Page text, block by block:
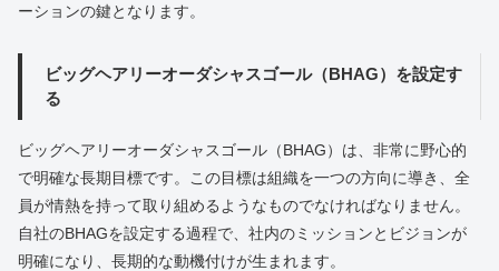
ーションの鍵となります。
ビッグヘアリーオーダシャスゴール（BHAG）を設定す
る
ビッグヘアリーオーダシャスゴール（BHAG）は、非常に野心的
で明確な長期目標です。この目標は組織を一つの方向に導き、全
員が情熱を持って取り組めるようなものでなければなりません。
自社のBHAGを設定する過程で、社内のミッションとビジョンが
明確になり、長期的な動機付けが生まれます。